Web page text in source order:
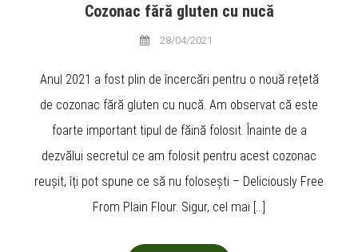
Cozonac fără gluten cu nucă
28/04/2021
Anul 2021 a fost plin de încercări pentru o nouă rețetă
de cozonac fără gluten cu nucă. Am observat că este
foarte important tipul de făină folosit. Înainte de a
dezvălui secretul ce am folosit pentru acest cozonac
reușit, îți pot spune ce să nu folosești – Deliciously Free
From Plain Flour. Sigur, cel mai […]